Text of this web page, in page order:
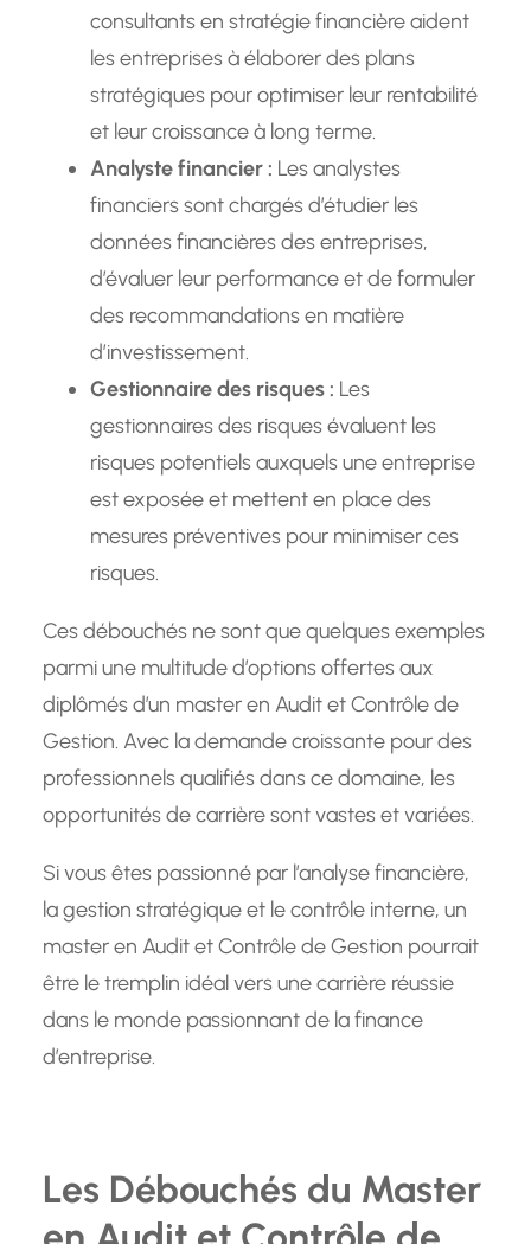
consultants en stratégie financière aident
les entreprises à élaborer des plans
stratégiques pour optimiser leur rentabilité
et leur croissance à long terme.
Analyste financier : Les analystes
financiers sont chargés d’étudier les
données financières des entreprises,
d’évaluer leur performance et de formuler
des recommandations en matière
d’investissement.
Gestionnaire des risques : Les
gestionnaires des risques évaluent les
risques potentiels auxquels une entreprise
est exposée et mettent en place des
mesures préventives pour minimiser ces
risques.
Ces débouchés ne sont que quelques exemples
parmi une multitude d’options offertes aux
diplômés d’un master en Audit et Contrôle de
Gestion. Avec la demande croissante pour des
professionnels qualifiés dans ce domaine, les
opportunités de carrière sont vastes et variées.
Si vous êtes passionné par l’analyse financière,
la gestion stratégique et le contrôle interne, un
master en Audit et Contrôle de Gestion pourrait
être le tremplin idéal vers une carrière réussie
dans le monde passionnant de la finance
d’entreprise.
Les Débouchés du Master